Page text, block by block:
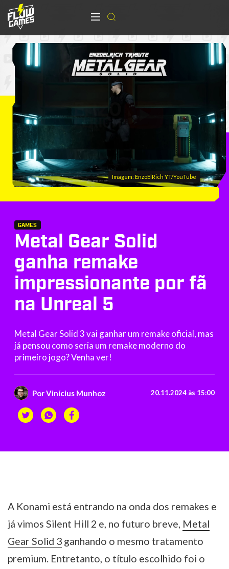
Imagem: EnzoElRich YT/YouTube
GAMES
Metal Gear Solid
ganha remake
impressionante por fã
na Unreal 5
Metal Gear Solid 3 vai ganhar um remake oficial, mas
já pensou como seria um remake moderno do
primeiro jogo? Venha ver!
PorVinícius Munhoz 20.11.2024 às 15:00
A Konami está entrando na onda dos remakes e
já vimos Silent Hill 2 e, no futuro breve, Metal
Gear Solid 3 ganhando o mesmo tratamento
premium. Entretanto, o título escolhido foi o